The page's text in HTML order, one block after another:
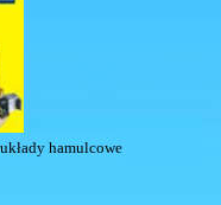
hamulcowe